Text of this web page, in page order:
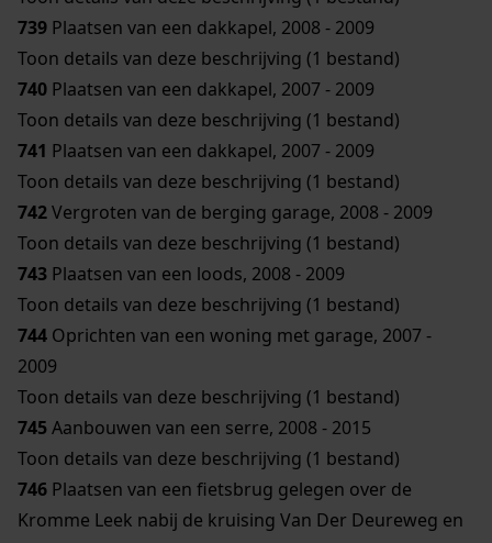
739 Plaatsen van een dakkapel, 2008 - 2009
Toon details van deze beschrijving (1 bestand)
740 Plaatsen van een dakkapel, 2007 - 2009
Toon details van deze beschrijving (1 bestand)
741 Plaatsen van een dakkapel, 2007 - 2009
Toon details van deze beschrijving (1 bestand)
742Vergroten van de berging garage, 2008 - 2009
Toon details van deze beschrijving (1 bestand)
743 Plaatsen van een loods, 2008 - 2009
Toon details van deze beschrijving (1 bestand)
744 Oprichten van een woning met garage, 2007 -
2009
Toon details van deze beschrijving (1 bestand)
745Aanbouwen van een serre, 2008 - 2015
Toon details van deze beschrijving (1 bestand)
746 Plaatsen van een fietsbrug gelegen over de
Kromme Leek nabij de kruising Van Der Deureweg en